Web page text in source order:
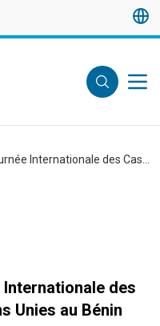
des
Unies au Bénin